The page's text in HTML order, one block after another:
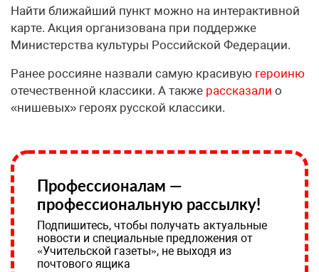
Найти ближайший пункт можно на интерактивной
карте. Акция организована при поддержке
Министерства культуры Российской Федерации.
Ранее россияне назвали самую красивую героиню
отечественной классики. А также рассказали о
«нишевых» героях русской классики.
Профессионалам —
профессиональную рассылку!
Подпишитесь, чтобы получать актуальные
новости и специальные предложения от
«Учительской газеты», не выходя из
почтового ящика